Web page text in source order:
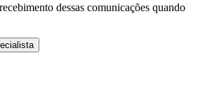
dessas comunicações quando